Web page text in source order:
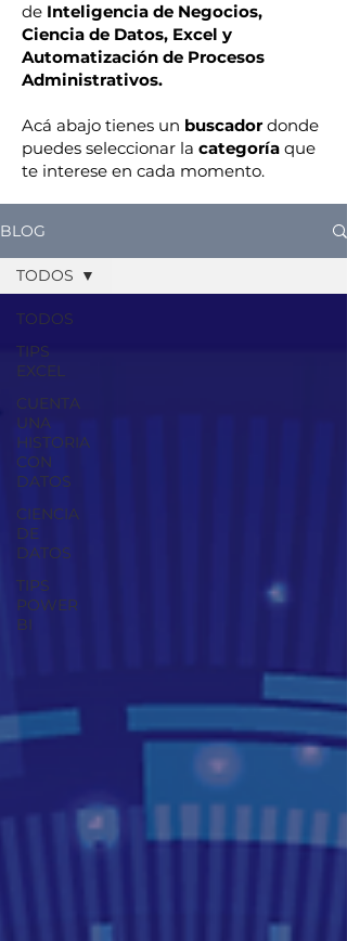
de Inteligencia de Negocios,
Ciencia de Datos, Excel y
Automatización de Procesos
Administrativos.
Acá abajo tienes un buscadordonde
puedes seleccionar la categoría que
te interese en cada momento.
BLOG
TODOS
TIPS
EXCEL
CUENTA
UNA
HISTORIA
CON
DATOS
CIENCIA
DE
DATOS
TIPS
POWER
BI
TODOS